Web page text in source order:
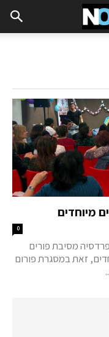
מיוחדים
0
מסיבת פורים
זאת במסגרת פורום